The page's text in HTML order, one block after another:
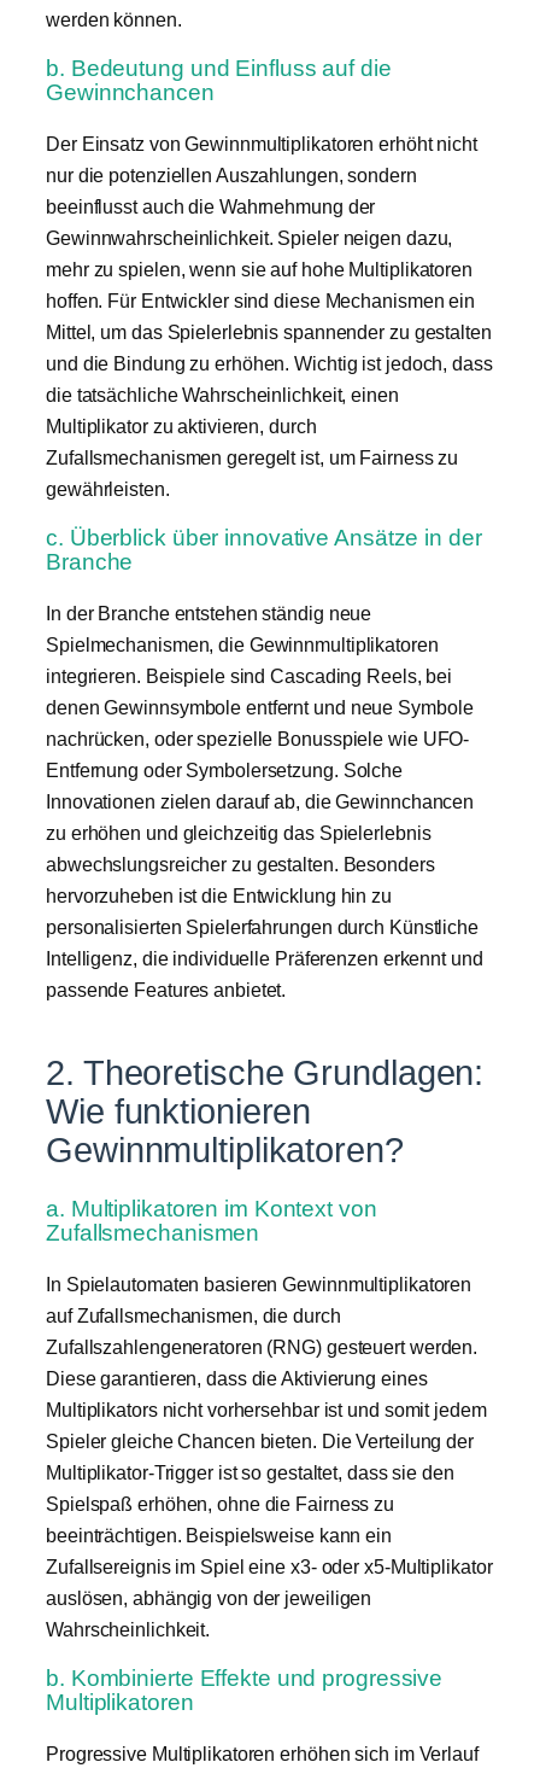
werden können.
b. Bedeutung und Einfluss auf die
Gewinnchancen
Der Einsatz von Gewinnmultiplikatoren erhöht nicht
nur die potenziellen Auszahlungen, sondern
beeinflusst auch die Wahrnehmung der
Gewinnwahrscheinlichkeit. Spieler neigen dazu,
mehr zu spielen, wenn sie auf hohe Multiplikatoren
hoffen. Für Entwickler sind diese Mechanismen ein
Mittel, um das Spielerlebnis spannender zu gestalten
und die Bindung zu erhöhen. Wichtig ist jedoch, dass
die tatsächliche Wahrscheinlichkeit, einen
Multiplikator zu aktivieren, durch
Zufallsmechanismen geregelt ist, um Fairness zu
gewährleisten.
c. Überblick über innovative Ansätze in der
Branche
In der Branche entstehen ständig neue
Spielmechanismen, die Gewinnmultiplikatoren
integrieren. Beispiele sind Cascading Reels, bei
denen Gewinnsymbole entfernt und neue Symbole
nachrücken, oder spezielle Bonusspiele wie UFO-
Entfernung oder Symbolersetzung. Solche
Innovationen zielen darauf ab, die Gewinnchancen
zu erhöhen und gleichzeitig das Spielerlebnis
abwechslungsreicher zu gestalten. Besonders
hervorzuheben ist die Entwicklung hin zu
personalisierten Spielerfahrungen durch Künstliche
Intelligenz, die individuelle Präferenzen erkennt und
passende Features anbietet.
2. Theoretische Grundlagen:
Wie funktionieren
Gewinnmultiplikatoren?
a. Multiplikatoren im Kontext von
Zufallsmechanismen
In Spielautomaten basieren Gewinnmultiplikatoren
auf Zufallsmechanismen, die durch
Zufallszahlengeneratoren (RNG) gesteuert werden.
Diese garantieren, dass die Aktivierung eines
Multiplikators nicht vorhersehbar ist und somit jedem
Spieler gleiche Chancen bieten. Die Verteilung der
Multiplikator-Trigger ist so gestaltet, dass sie den
Spielspaß erhöhen, ohne die Fairness zu
beeinträchtigen. Beispielsweise kann ein
Zufallsereignis im Spiel eine x3- oder x5-Multiplikator
auslösen, abhängig von der jeweiligen
Wahrscheinlichkeit.
b. Kombinierte Effekte und progressive
Multiplikatoren
Progressive Multiplikatoren erhöhen sich im Verlauf